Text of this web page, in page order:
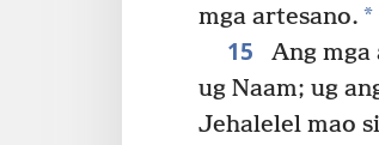
mga artesano. *
15 Ang mga
ug Naam; ug
Jehalelel mao